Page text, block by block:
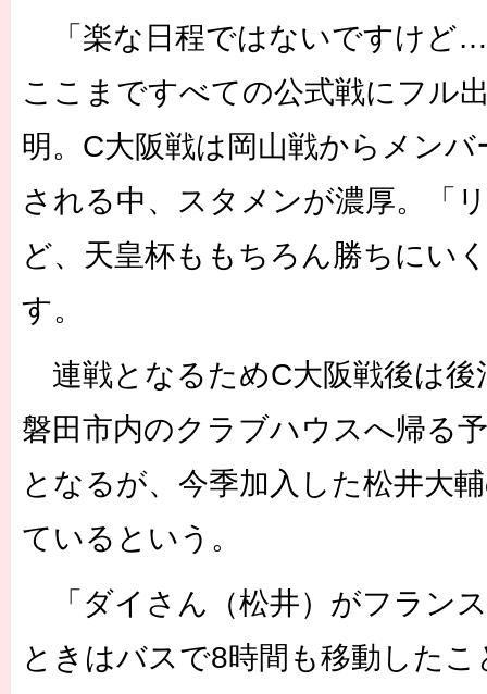
「楽な日程ではないですけど
ここまですべての公式戦にフル
明。C大阪戦は岡山戦からメン
される中、スタメンが濃厚。「
ど、天皇杯ももちろん勝ちにい
す。
連戦となるためC大阪戦後は後
磐田市内のクラブハウスへ帰る
となるが、今季加入した松井大
ているという。
「ダイさん（松井）がフラン
ときはバスで8時間も移動した